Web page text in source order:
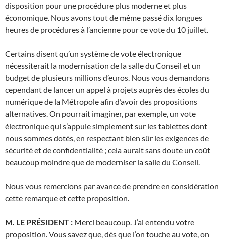
disposition pour une procédure plus moderne et plus
économique. Nous avons tout de même passé dix longues
heures de procédures à l’ancienne pour ce vote du 10 juillet.
Certains disent qu’un système de vote électronique
nécessiterait la modernisation de la salle du Conseil et un
budget de plusieurs millions d’euros. Nous vous demandons
cependant de lancer un appel à projets auprès des écoles du
numérique de la Métropole afin d’avoir des propositions
alternatives. On pourrait imaginer, par exemple, un vote
électronique qui s’appuie simplement sur les tablettes dont
nous sommes dotés, en respectant bien sûr les exigences de
sécurité et de confidentialité ; cela aurait sans doute un coût
beaucoup moindre que de moderniser la salle du Conseil.
Nous vous remercions par avance de prendre en considération
cette remarque et cette proposition.
M. LE PRÉSIDENT : Merci beaucoup. J’ai entendu votre
proposition. Vous savez que, dès que l’on touche au vote, on